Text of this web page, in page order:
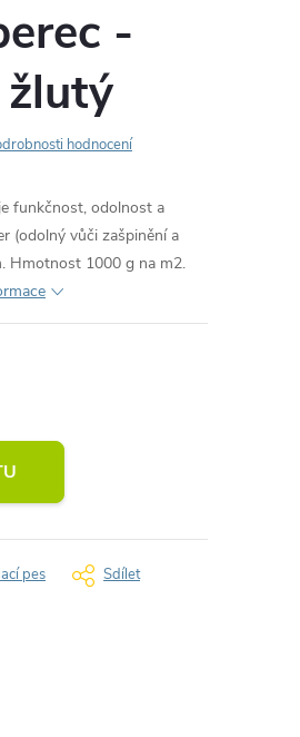
-
žlutý
hodnocení
funkčnost, odolnost a
(odolný vůči zašpinění a
Hmotnost 1000 g na m2.
pes Sdílet